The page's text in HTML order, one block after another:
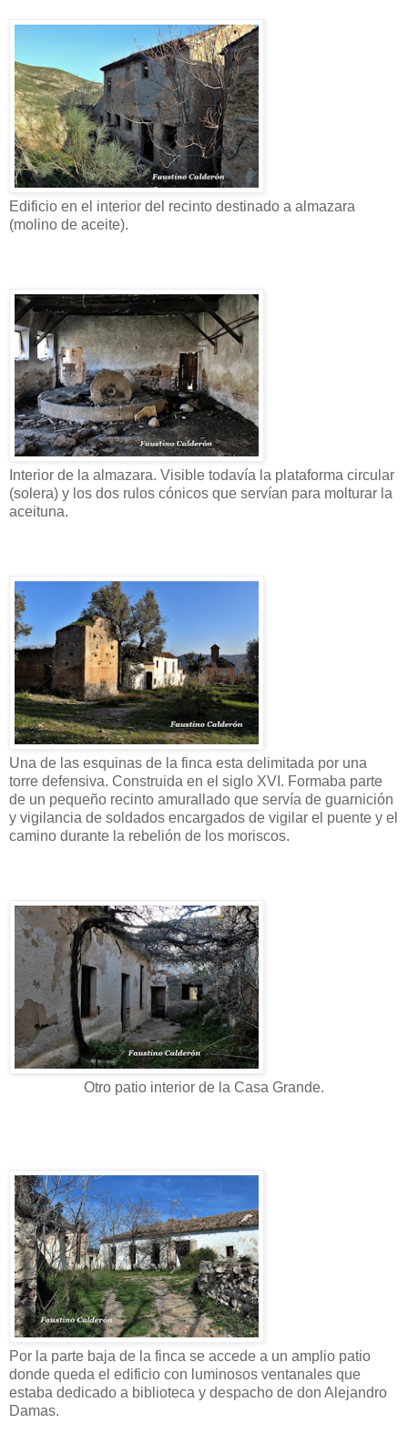
Edificio en el interior del recinto destinado a almazara
(molino de aceite).
Interior de la almazara. Visible todavía la plataforma circular
(solera) y los dos rulos cónicos que servían para molturar la
aceituna.
Una de las esquinas de la finca esta delimitada por una
torre defensiva. Construida en el siglo XVI. Formaba parte
de un pequeño recinto amurallado que servía de guarnición
y vigilancia de soldados encargados de vigilar el puente y el
camino durante la rebelión de los moriscos.
Otro patio interior de la Casa Grande.
Por la parte baja de la finca se accede a un amplio patio
donde queda el edificio con luminosos ventanales que
estaba dedicado a biblioteca y despacho de don Alejandro
Damas.